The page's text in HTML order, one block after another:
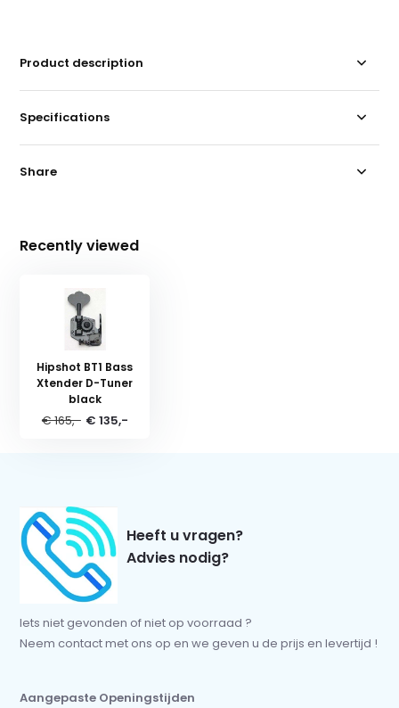
Product description
Specifications
Share
Recently viewed
Hipshot BT1 Bass
Xtender D-Tuner
black
€ 165,- € 135,-
Heeft u vragen?
Advies nodig?
Iets niet gevonden of niet op voorraad ?
Neem contact met ons op en we geven u de prijs en levertijd !
Aangepaste Openingstijden